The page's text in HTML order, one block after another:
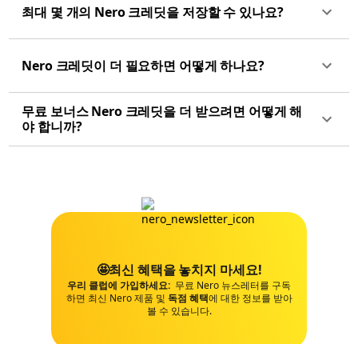
최대 몇 개의 Nero 크레딧을 저장할 수 있나요?
Nero 크레딧이 더 필요하면 어떻게 하나요?
무료 보너스 Nero 크레딧을 더 받으려면 어떻게 해
야 합니까?
🤩최신 혜택을 놓치지 마세요!
우리 클럽에 가입하세요: 무료 Nero 뉴스레터를 구독
하면 최신 Nero 제품 및 독점 혜택에 대한 정보를 받아
볼 수 있습니다.